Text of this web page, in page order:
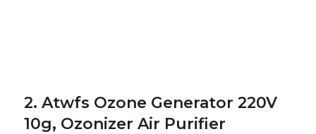
2. Atwfs Ozone Generator 220V
10g, Ozonizer Air Purifier